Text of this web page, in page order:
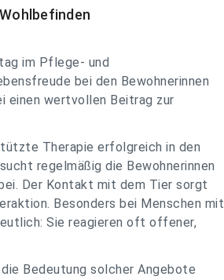
im Pflege- und
bei den Bewohnerinnen
einen wertvollen Beitrag zur
Therapie erfolgreich in den
regelmäßig die Bewohnerinnen
Der Kontakt mit dem Tier sorgt
Besonders bei Menschen mit
Sie reagieren oft offener,
Bedeutung solcher Angebote